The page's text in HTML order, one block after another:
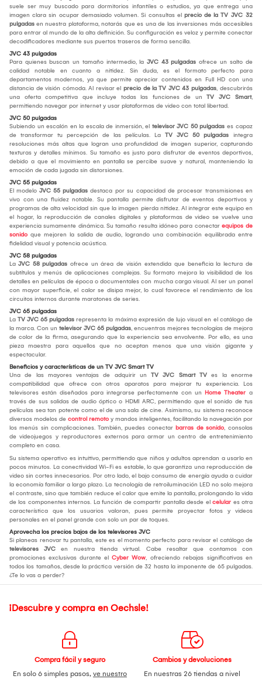
suele ser muy buscado para dormitorios infantiles o estudios, ya que entrega una
imagen clara sin ocupar demasiado volumen. Si consultas el precio de la TV JVC 32
pulgadas en nuestra plataforma, notarás que es una de las inversiones más accesibles
para entrar al mundo de la alta definición. Su configuración es veloz y permite conectar
decodificadores mediante sus puertos traseros de forma sencilla.
JVC 43 pulgadas
Para quienes buscan un tamaño intermedio, la JVC 43 pulgadas ofrece un salto de
calidad notable en cuanto a nitidez. Sin duda, es el formato perfecto para
departamentos modernos, ya que permite apreciar contenidos en Full HD con una
distancia de visión cómoda. Al revisar el precio de la TV JVC 43 pulgadas, descubrirás
una oferta competitiva que incluye todas las funciones de un TV JVC Smart,
permitiendo navegar por internet y usar plataformas de video con total libertad.
JVC 50 pulgadas
Subiendo un escalón en la escala de inmersión, el televisor JVC 50 pulgadas es capaz
de transformar tu percepción de las películas. La TV JVC 50 pulgadas integra
resoluciones más altas que logran una profundidad de imagen superior, capturando
texturas y detalles mínimos. Su tamaño es justo para disfrutar de eventos deportivos,
debido a que el movimiento en pantalla se percibe suave y natural, manteniendo la
emoción de cada jugada sin distorsiones.
JVC 55 pulgadas
El modelo JVC 55 pulgadas destaca por su capacidad de procesar transmisiones en
vivo con una fluidez notable. Su pantalla permite disfrutar de eventos deportivos y
programas de alta velocidad sin que la imagen pierda nitidez. Al integrar este equipo en
el hogar, la reproducción de canales digitales y plataformas de video se vuelve una
experiencia sumamente dinámica. Su tamaño resulta idóneo para conectar equipos de
sonido que mejoren la salida de audio, logrando una combinación equilibrada entre
fidelidad visual y potencia acústica.
JVC 58 pulgadas
La JVC 58 pulgadas ofrece un área de visión extendida que beneficia la lectura de
subtítulos y menús de aplicaciones complejas. Su formato mejora la visibilidad de los
detalles en películas de época o documentales con mucha carga visual. Al ser un panel
con mayor superficie, el calor se disipa mejor, lo cual favorece el rendimiento de los
circuitos internos durante maratones de series.
JVC 65 pulgadas
La TV JVC 65 pulgadas representa la máxima expresión de lujo visual en el catálogo de
la marca. Con un televisor JVC 65 pulgadas, encuentras mejores tecnologías de mejora
de color de la firma, asegurando que la experiencia sea envolvente. Por ello, es una
pieza maestra para aquellos que no aceptan menos que una visión gigante y
espectacular.
Beneficios y características de un TV JVC Smart TV
Una de las mayores ventajas de adquirir un TV JVC Smart TV es la enorme
compatibilidad que ofrece con otros aparatos para mejorar tu experiencia. Los
televisores están diseñados para integrarse perfectamente con un Home Theater a
través de sus salidas de audio óptico o HDMI ARC, permitiendo que el sonido de tus
películas sea tan potente como el de una sala de cine. Asimismo, su sistema reconoce
diversos modelos de control remoto y mandos inteligentes, facilitando la navegación por
los menús sin complicaciones. También, puedes conectar barras de sonido, consolas
de videojuegos y reproductores externos para armar un centro de entretenimiento
completo en casa.
Su sistema operativo es intuitivo, permitiendo que niños y adultos aprendan a usarlo en
pocos minutos. La conectividad Wi-Fi es estable, lo que garantiza una reproducción de
video sin cortes innecesarios. Por otro lado, el bajo consumo de energía ayuda a cuidar
la economía familiar a largo plazo. La tecnología de retroiluminación LED no solo mejora
el contraste, sino que también reduce el calor que emite la pantalla, prolongando la vida
de los componentes internos. La función de compartir pantalla desde el celular es otra
característica que los usuarios valoran, pues permite proyectar fotos y videos
personales en el panel grande con solo un par de toques.
Aprovecha los precios bajos de los televisores JVC
Si planeas renovar tu pantalla, este es el momento perfecto para revisar el catálogo de
televisores JVC en nuestra tienda virtual. Cabe resaltar que contamos con
promociones exclusivas durante el Cyber Wow, ofreciendo rebajas significativas en
todos los tamaños, desde la práctica versión de 32 hasta la imponente de 65 pulgadas.
¿Te lo vas a perder?
¡Descubre y compra en Oechsle!
Compra fácil y seguro
En solo 6 simples pasos, ve nuestro
Cambios y devoluciones
En nuestras 26 tiendas a nivel